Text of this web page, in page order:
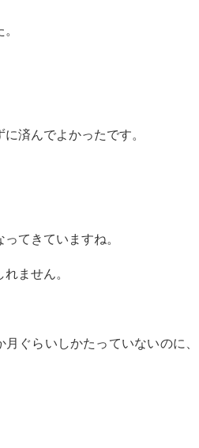
済んでよかったです。
てきていますね。
ません。
ぐらいしかたっていないのに、